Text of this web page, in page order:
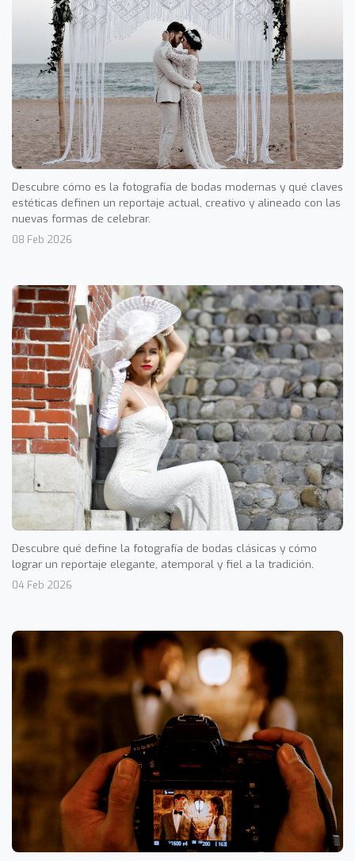
Descubre cómo es la fotografía de bodas modernas y qué claves
estéticas definen un reportaje actual, creativo y alineado con las
nuevas formas de celebrar.
08 Feb 2026
Descubre qué define la fotografía de bodas clásicas y cómo
lograr un reportaje elegante, atemporal y fiel a la tradición.
04 Feb 2026